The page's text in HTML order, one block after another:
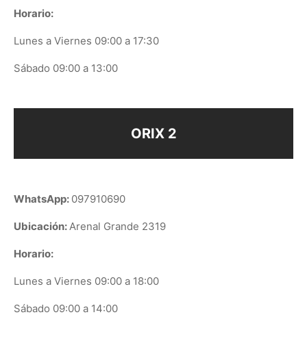
Horario:
Lunes a Viernes 09:00 a 17:30
Sábado 09:00 a 13:00
ORIX 2
WhatsApp: 097910690
Ubicación:Arenal Grande 2319
Horario:
Lunes a Viernes 09:00 a 18:00
Sábado 09:00 a 14:00